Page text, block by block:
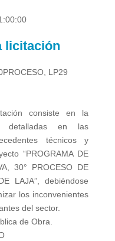
licitación
LP29
consiste en la
detalladas en las
técnicos y
“PROGRAMA DE
30° PROCESO DE
LAJA”, debiéndose
los inconvenientes
del sector.
de Obra.